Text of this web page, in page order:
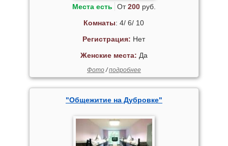
Места есть От200руб.
Комнаты: 4/ 6/ 10
Регистрация: Нет
Женские места: Да
Фото/подробнее
"Общежитие на Дубровке"